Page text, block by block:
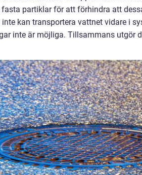
partiklar för att förhindra att
kan transportera vattnet vidare i
inte är möjliga. Tillsammans utgör